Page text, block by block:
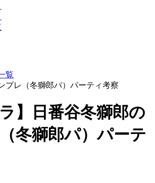
覧
プレ（冬獅郎パ）パーティ考察
】日番谷冬獅郎の
冬獅郎パ）パーテ